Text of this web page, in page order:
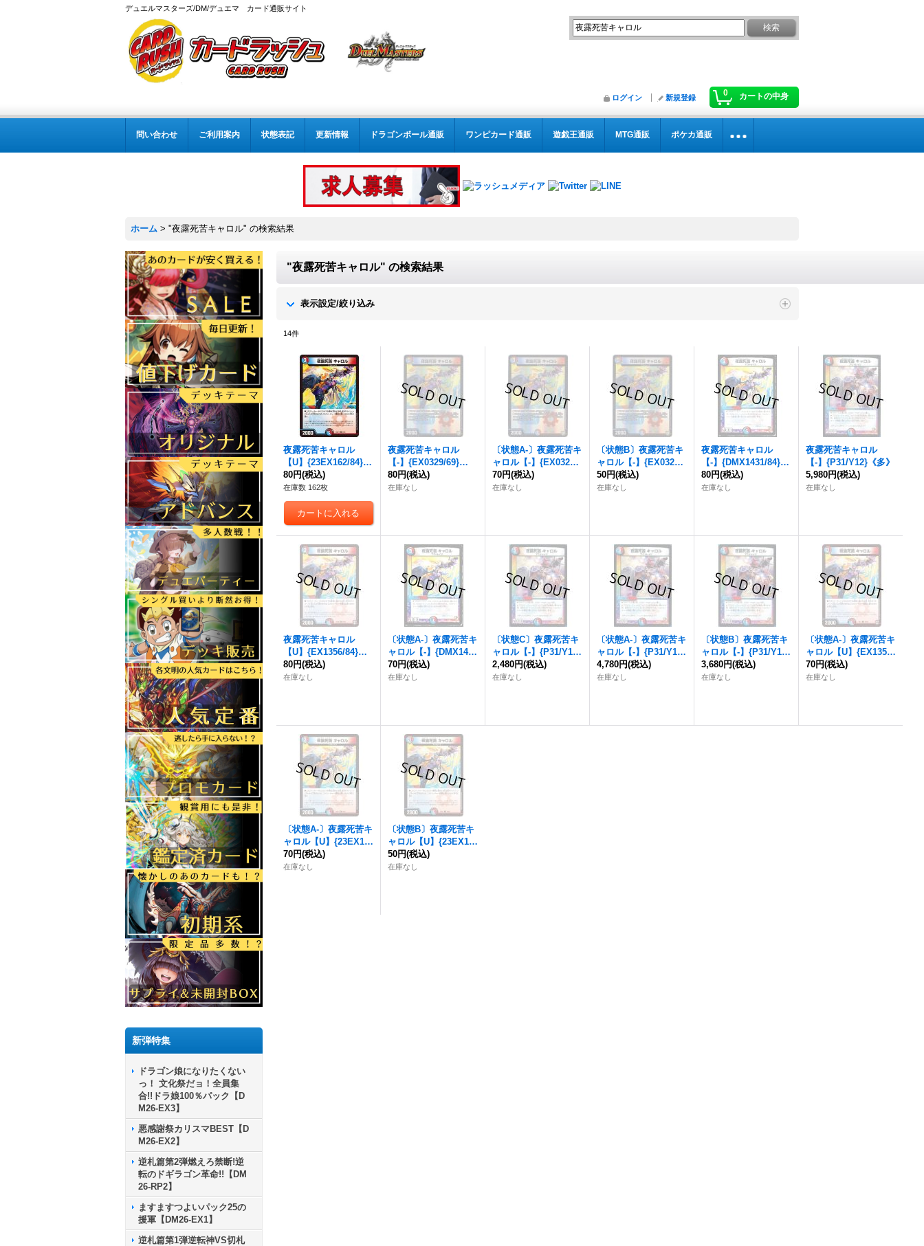
デュエルマスターズ/DM/デュエマ カード通販サイト
0 カートの中身
ログイン 新規登録
問い合わせ ご利用案内 状態表記 更新情報 ドラゴンボール通販 ワンピカード通販 遊戯王通販 MTG通販 ポケカ通販
ホーム > "夜露死苦キャロル" の検索結果
新弾特集
ドラゴン娘になりたくない
っ！ 文化祭だョ！全員集
合!!ドラ娘100％パック【D
M26-EX3】
悪感謝祭カリスマBEST【D
M26-EX2】
逆札篇第2弾燃えろ禁断!逆
転のドギラゴン革命!!【DM
26-RP2】
ますますつよいパック25の
援軍【DM26-EX1】
逆札篇第1弾逆転神VS切札
"夜露死苦キャロル" の検索結果
表示設定/絞り込み
14件
夜露死苦キャロル
【U】{23EX162/84}
《多》
80円(税込)
在庫数 162枚
夜露死苦キャロル
【-】{EX0329/69}
《多》
80円(税込)
在庫なし
〔状態A-〕 夜露死苦キ
ャロル【-】{EX0329/6
9}《多》
70円(税込)
在庫なし
〔状態B〕 夜露死苦キ
ャロル【-】{EX0329/6
9}《多》
50円(税込)
在庫なし
夜露死苦キャロル
【-】{DMX1431/84}
《多》
80円(税込)
在庫なし
夜露死苦キャロル
【-】{P31/Y12}《多》
5,980円(税込)
在庫なし
夜露死苦キャロル
【U】{EX1356/84}
《多》
80円(税込)
在庫なし
〔状態A-〕 夜露死苦キ
ャロル【-】{DMX143
1/84}《多》
70円(税込)
在庫なし
〔状態C〕 夜露死苦キ
ャロル【-】{P31/Y12}
《多》
2,480円(税込)
在庫なし
〔状態A-〕 夜露死苦キ
ャロル【-】{P31/Y12}
《多》
4,780円(税込)
在庫なし
〔状態B〕 夜露死苦キ
ャロル【-】{P31/Y12}
《多》
3,680円(税込)
在庫なし
〔状態A-〕 夜露死苦キ
ャロル【U】{EX1356/
84}《多》
70円(税込)
在庫なし
〔状態A-〕 夜露死苦キ
ャロル【U】{23EX16
2/84}《多》
70円(税込)
在庫なし
〔状態B〕 夜露死苦キ
ャロル【U】{23EX16
2/84}《多》
50円(税込)
在庫なし